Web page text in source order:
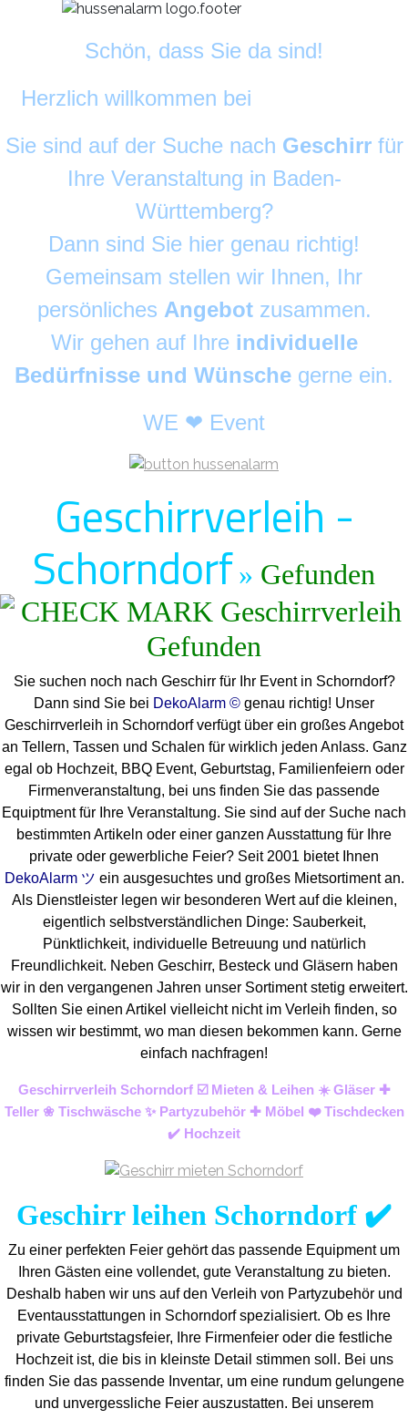
Schön, dass Sie da sind!
Herzlich willkommen bei
Sie sind auf der Suche nach Geschirr für
Ihre Veranstaltung in Baden-
Württemberg?
Dann sind Sie hier genau richtig!
Gemeinsam stellen wir Ihnen, Ihr
persönliches Angebot zusammen.
Wir gehen auf Ihre individuelle
Bedürfnisse und Wünsche gerne ein.
WE ❤ Event
Geschirrverleih -
Schorndorf» Gefunden
Sie suchen noch nach Geschirr für Ihr Event in Schorndorf?
Dann sind Sie bei DekoAlarm © genau richtig! Unser
Geschirrverleih in Schorndorf verfügt über ein großes Angebot
an Tellern, Tassen und Schalen für wirklich jeden Anlass. Ganz
egal ob Hochzeit, BBQ Event, Geburtstag, Familienfeiern oder
Firmenveranstaltung, bei uns finden Sie das passende
Equiptment für Ihre Veranstaltung. Sie sind auf der Suche nach
bestimmten Artikeln oder einer ganzen Ausstattung für Ihre
private oder gewerbliche Feier? Seit 2001 bietet Ihnen
DekoAlarm ツ ein ausgesuchtes und großes Mietsortiment an.
Als Dienstleister legen wir besonderen Wert auf die kleinen,
eigentlich selbstverständlichen Dinge: Sauberkeit,
Pünktlichkeit, individuelle Betreuung und natürlich
Freundlichkeit. Neben Geschirr, Besteck und Gläsern haben
wir in den vergangenen Jahren unser Sortiment stetig erweitert.
Sollten Sie einen Artikel vielleicht nicht im Verleih finden, so
wissen wir bestimmt, wo man diesen bekommen kann. Gerne
einfach nachfragen!
Geschirrverleih Schorndorf ☑️ Mieten & Leihen ☀️ Gläser ✚
Teller ❀ Tischwäsche ✨ Partyzubehör ✚ Möbel ❤️ Tischdecken
✔️ Hochzeit
Geschirr leihen Schorndorf ✔️
Zu einer perfekten Feier gehört das passende Equipment um
Ihren Gästen eine vollendet, gute Veranstaltung zu bieten.
Deshalb haben wir uns auf den Verleih von Partyzubehör und
Eventausstattungen in Schorndorf spezialisiert. Ob es Ihre
private Geburtstagsfeier, Ihre Firmenfeier oder die festliche
Hochzeit ist, die bis in kleinste Detail stimmen soll. Bei uns
finden Sie das passende Inventar, um eine rundum gelungene
und unvergess liche Feier auszustatten. Bei unserem